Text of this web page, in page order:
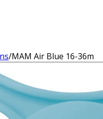
/MAM Air Blue 16-36m